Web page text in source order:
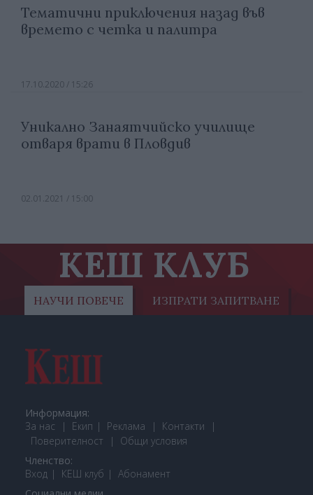
Тематични приключения назад във
времето с четка и палитра
17.10.2020 / 15:26
Уникално Занаятчийско училище
отваря врати в Пловдив
02.01.2021 / 15:00
КЕШ КЛУБ
НАУЧИ ПОВЕЧЕ ИЗПРАТИ ЗАПИТВАНЕ
Информация:
За нас
Екип Реклама
Контакти
Поверителност
Общи условия
Членство:
Вход
КЕШ клуб Абонамент